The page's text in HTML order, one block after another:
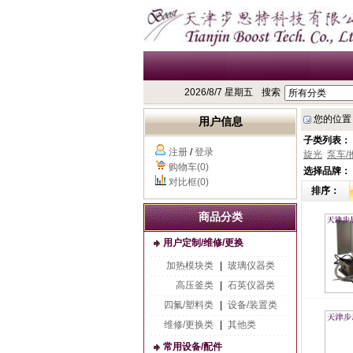
2026/8/7 星期五 搜索
用户信息
注册 /登录
购物车(0)
对比框(0)
商品分类
用户定制/维修/更换
加热模块类
玻璃仪器类
高压釜类
石英仪器类
四氟/塑料类
设备/装置类
维修/更换类
其他类
常用设备/配件
您的位
子类列表：
旋光 泵车/
选择品牌：
排序：